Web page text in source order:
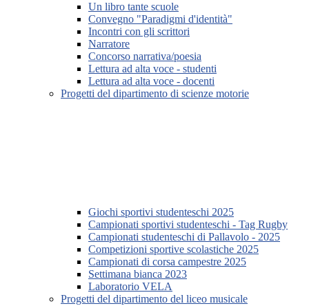
Un libro tante scuole
Convegno "Paradigmi d'identità"
Incontri con gli scrittori
Narratore
Concorso narrativa/poesia
Lettura ad alta voce - studenti
Lettura ad alta voce - docenti
Progetti del dipartimento di scienze motorie
Giochi sportivi studenteschi 2025
Campionati sportivi studenteschi - Tag Rugby
Campionati studenteschi di Pallavolo - 2025
Competizioni sportive scolastiche 2025
Campionati di corsa campestre 2025
Settimana bianca 2023
Laboratorio VELA
Progetti del dipartimento del liceo musicale